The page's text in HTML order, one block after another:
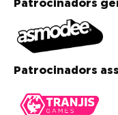
Patrocinadors
Patrocinadors